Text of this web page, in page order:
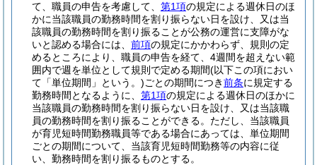
て、職員の申告を考慮して、 第1項の規定による週休日のほ
かに当該職員の勤務時間を割り振らない日を設け、又は当
該職員の勤務時間を割り振ることが公務の運営に支障がな
いと認める場合には、 前項の規定にかかわらず、規則の定
めるところにより、職員の申告を経て、4週間を超えない範
囲内で週を単位として規則で定める期間(以下この項におい
て「単位期間」という。)ごとの期間につき前条に規定する
勤務時間となるように、 第1項の規定による週休日のほかに
当該職員の勤務時間を割り振らない日を設け、又は当該職
員の勤務時間を割り振ることができる。 ただし、当該職員
が育児短時間勤務職員等である場合にあっては、単位期間
ごとの期間について、当該育児短時間勤務等の内容に従
い、勤務時間を割り振るものとする。